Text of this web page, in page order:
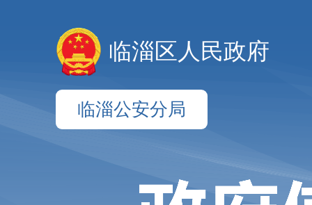
临淄区人民政府
临淄公安分局